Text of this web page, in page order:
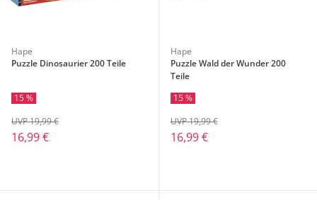
Hape
Puzzle Dinosaurier 200 Teile
15 %
16,99 €
UVP 19,99 €
Hape
Puzzle Wald der Wunder 200
Teile
15 %
16,99 €
UVP 19,99 €